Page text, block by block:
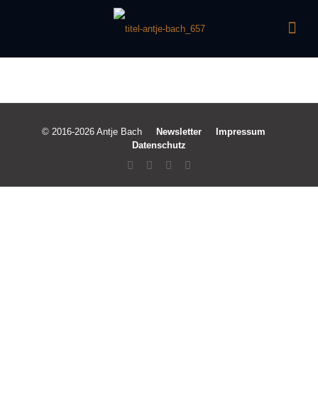
© 2016-2026 Antje Bach Newsletter
Impressum
Datenschutz